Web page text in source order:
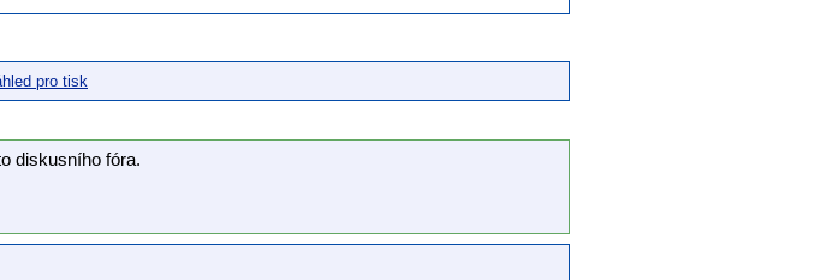
pro tisk
diskusního fóra.